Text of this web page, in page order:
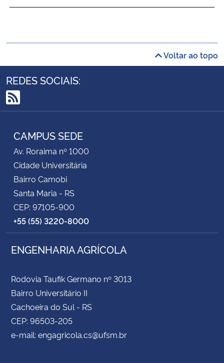
Voltar ao topo
REDES SOCIAIS:
RSS
CAMPUS SEDE
Av. Roraima nº 1000
Cidade Universitária
Bairro Camobi
Santa Maria - RS
CEP: 97105-900
+55 (55) 3220-8000
ENGENHARIA AGRÍCOLA
Rodovia Taufik Germano nº 3013
Bairro Universitário II
Cachoeira do Sul - RS
CEP: 96503-205
e-mail: engagricola.cs@ufsm.br